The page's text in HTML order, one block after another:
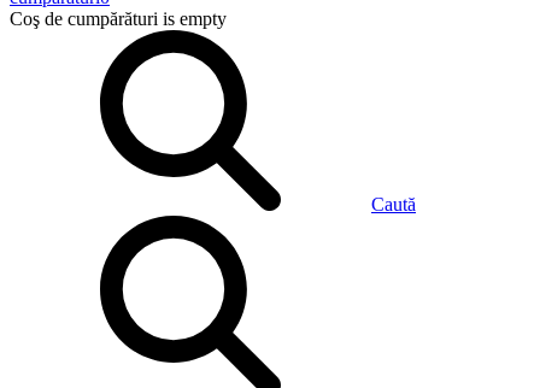
Coş de cumpărături is empty
Caută